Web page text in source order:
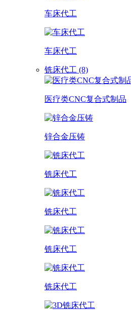
车床代工
车床代工
铣床代工 (8)
医疗类CNC复合式制品
锌合金压铸
铣床代工
铣床代工
铣床代工
铣床代工